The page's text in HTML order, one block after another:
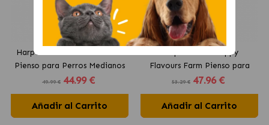
Harper&Bone Flavours Farm
Pienso para Perros Medianos
y Grandes con Pollo y Pavo
49.99 € 44.99 €
Añadir al Carrito
Harper&Bone Puppy
Flavours Farm Pienso para
Cachorros con Pavo, Pollo y
53.29 € 47.96 €
Añadir al Carrito